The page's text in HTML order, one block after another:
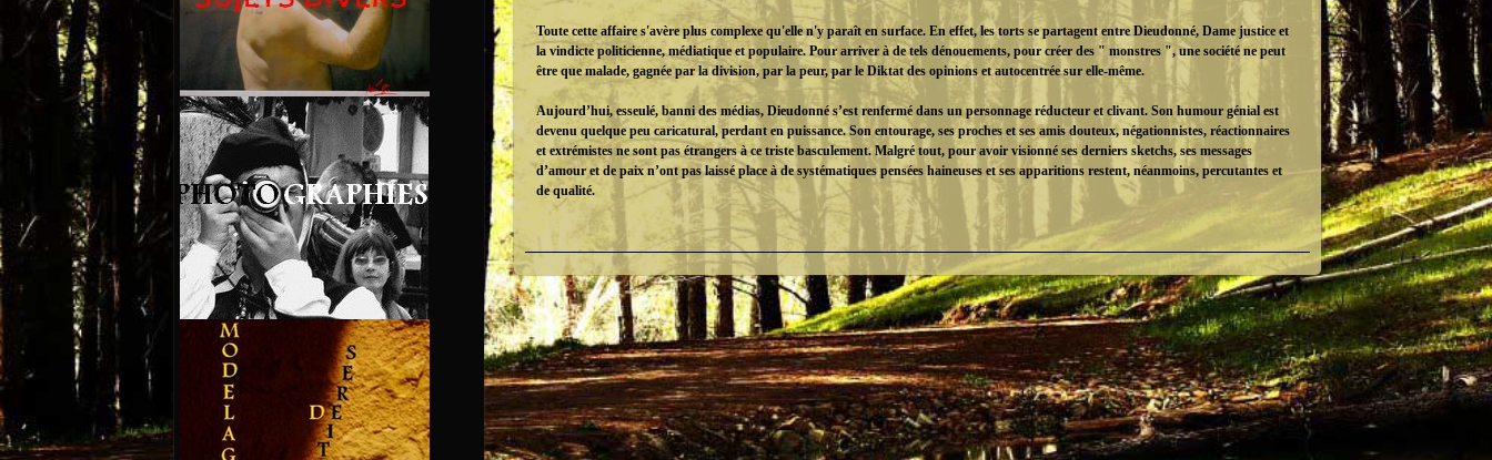
Toute cette affaire s'avère plus complexe qu'elle n'y paraît en surface. En effet, les torts se partagent entre Dieudonné, Dame justice et
la vindicte politicienne, médiatique et populaire. Pour arriver à de tels dénouements, pour créer des " monstres ", une société ne peut
être que malade, gagnée par la division, par la peur, par le Diktat des opinions et autocentrée sur elle-même.
Aujourd’hui, esseulé, banni des médias, Dieudonné s’est renfermé dans un personnage réducteur et clivant. Son humour génial est
devenu quelque peu caricatural, perdant en puissance. Son entourage, ses proches et ses amis douteux, négationnistes, réactionnaires
et extrémistes ne sont pas étrangers à ce triste basculement. Malgré tout, pour avoir visionné ses derniers sketchs, ses messages
d’amour et de paix n’ont pas laissé place à de systématiques pensées haineuses et ses apparitions restent, néanmoins, percutantes et
de qualité.